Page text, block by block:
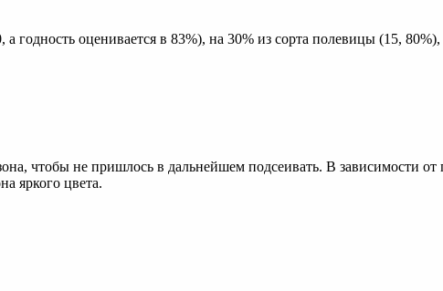
годность оценивается в 83%), на 30% из сорта полевицы (15,
чтобы не пришлось в дальнейшем подсеивать. В зависимости
яркого цвета.